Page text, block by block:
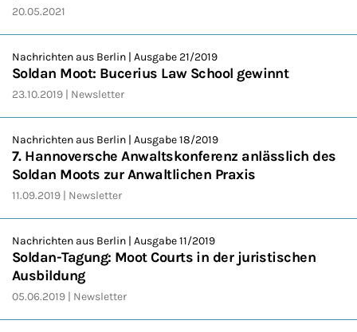
20.05.2021
Nachrichten aus Berlin | Ausgabe 21/2019
Soldan Moot: Bucerius Law School gewinnt
23.10.2019 Newsletter
Nachrichten aus Berlin | Ausgabe 18/2019
7. Hannoversche Anwaltskonferenz anlässlich des
Soldan Moots zur Anwaltlichen Praxis
11.09.2019 Newsletter
Nachrichten aus Berlin | Ausgabe 11/2019
Soldan-Tagung: Moot Courts in der juristischen
Ausbildung
05.06.2019 Newsletter